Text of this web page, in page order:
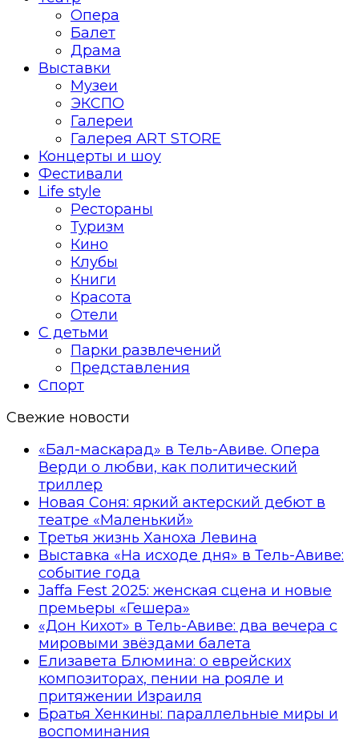
Опера
Балет
Драма
Выставки
Музеи
ЭКСПО
Галереи
Галерея ART STORE
Концерты и шоу
Фестивали
Life style
Рестораны
Туризм
Кино
Клубы
Книги
Красота
Отели
С детьми
Парки развлечений
Представления
Спорт
Свежие новости
«Бал-маскарад» в Тель-Авиве. Опера
Верди о любви, как политический
триллер
Новая Соня: яркий актерский дебют в
театре «Маленький»
Третья жизнь Ханоха Левина
Выставка «На исходе дня» в Тель-Авиве:
событие года
Jaffa Fest 2025: женская сцена и новые
премьеры «Гешера»
«Дон Кихот» в Тель-Авиве: два вечера с
мировыми звёздами балета
Елизавета Блюмина: о еврейских
композиторах, пении на рояле и
притяжении Израиля
Братья Хенкины: параллельные миры и
воспоминания